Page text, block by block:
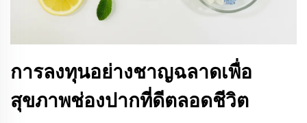
การลงทุนอย่างชาญฉลาดเพื่อ
สุขภาพช่องปากที่ดีตลอดชีวิต